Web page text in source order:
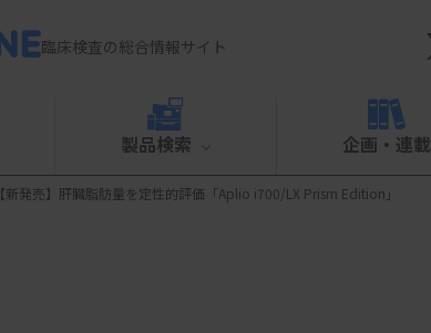
臨床検査の総合情報サイト
製品検索 企画・連載
【新発売】肝臓脂肪量を定性的評価「Aplio i700/LX Prism Edition」